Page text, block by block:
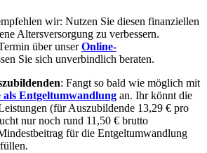
wir: Nutzen Sie diesen finanziellen
Altersversorgung zu verbessern.
über unserOnline-
Sie sich unverbindlich beraten.
: Fangt so bald wie möglich mit
als Entgeltumwandlung an. Ihr könnt die
(für Auszubildende 13,29 € pro
nur noch rund 11,50 € brutto
für die Entgeltumwandlung